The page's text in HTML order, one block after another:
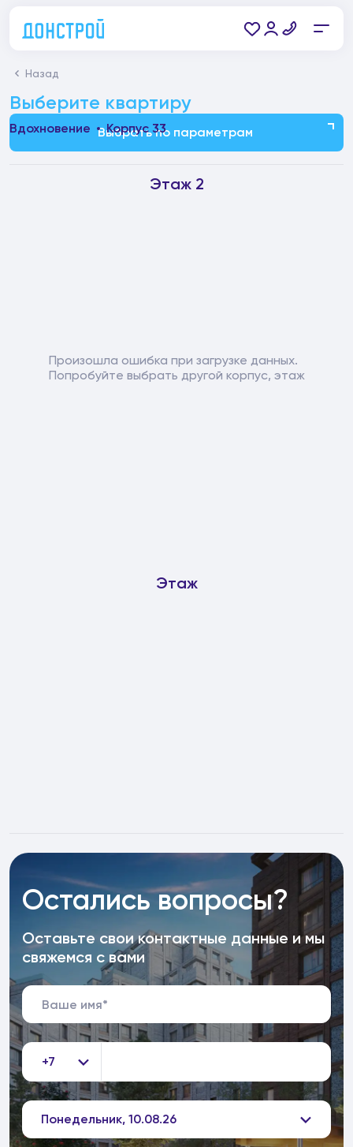
Назад
Выберите квартиру
Выбрать по параметрам
Вдохновение Корпус 33
Этаж 2
Произошла ошибка при загрузке данных.
Попробуйте выбрать другой корпус, этаж
Этаж
Остались вопросы?
Оставьте свои контактные данные и мы
свяжемся с вами
+7
Понедельник, 10.08.26